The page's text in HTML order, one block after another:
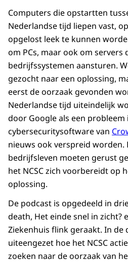
Computers die opstartten
Nederlandse tijd liepen vast,
opgelost leek te kunnen
om PCs, maar ook om servers
bedrijfssystemen aansturen.
gezocht naar een oplossing,
eerst de oorzaak gevonden
Nederlandse tijd uiteindelijk
door Google als een probleem
cybersecuritysoftware van
nieuws ook verspreid worden.
bedrijfsleven moeten gerust
het NCSC zich voorbereidt op
oplossing.
De podcast is opgedeeld in
death, Het einde snel in zicht?
Ziekenhuis flink geraakt. In
uiteengezet hoe het NCSC
zoeken naar de oorzaak van